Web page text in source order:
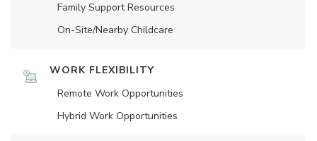
Family Support Resources
On-Site/Nearby Childcare
WORK FLEXIBILITY
Remote Work Opportunities
Hybrid Work Opportunities